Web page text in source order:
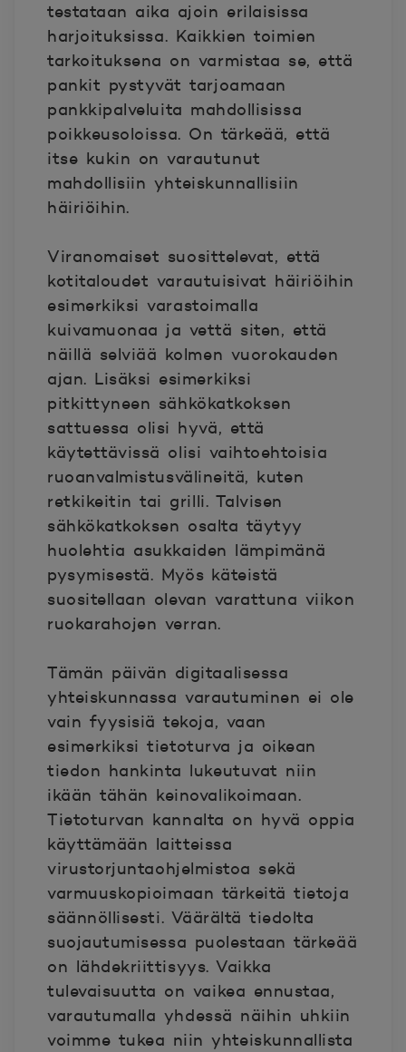
testataan aika ajoin erilaisissa
harjoituksissa. Kaikkien toimien
tarkoituksena on varmistaa se, että
pankit pystyvät tarjoamaan
pankkipalveluita mahdollisissa
poikkeusoloissa. On tärkeää, että
itse kukin on varautunut
mahdollisiin yhteiskunnallisiin
häiriöihin.
Viranomaiset suosittelevat, että
kotitaloudet varautuisivat häiriöihin
esimerkiksi varastoimalla
kuivamuonaa ja vettä siten, että
näillä selviää kolmen vuorokauden
ajan. Lisäksi esimerkiksi
pitkittyneen sähkökatkoksen
sattuessa olisi hyvä, että
käytettävissä olisi vaihtoehtoisia
ruoanvalmistusvälineitä, kuten
retkikeitin tai grilli. Talvisen
sähkökatkoksen osalta täytyy
huolehtia asukkaiden lämpimänä
pysymisestä. Myös käteistä
suositellaan olevan varattuna viikon
ruokarahojen verran.
Tämän päivän digitaalisessa
yhteiskunnassa varautuminen ei ole
vain fyysisiä tekoja, vaan
esimerkiksi tietoturva ja oikean
tiedon hankinta lukeutuvat niin
ikään tähän keinovalikoimaan.
Tietoturvan kannalta on hyvä oppia
käyttämään laitteissa
virustorjuntaohjelmistoa sekä
varmuuskopioimaan tärkeitä tietoja
säännöllisesti. Väärältä tiedolta
suojautumisessa puolestaan tärkeää
on lähdekriittisyys. Vaikka
tulevaisuutta on vaikea ennustaa,
varautumalla yhdessä näihin uhkiin
voimme tukea niin yhteiskunnallista